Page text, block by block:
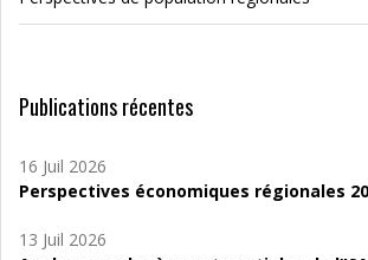
Publications récentes
16 Juil 2026
Perspectives économiques régionales
13 Juil 2026